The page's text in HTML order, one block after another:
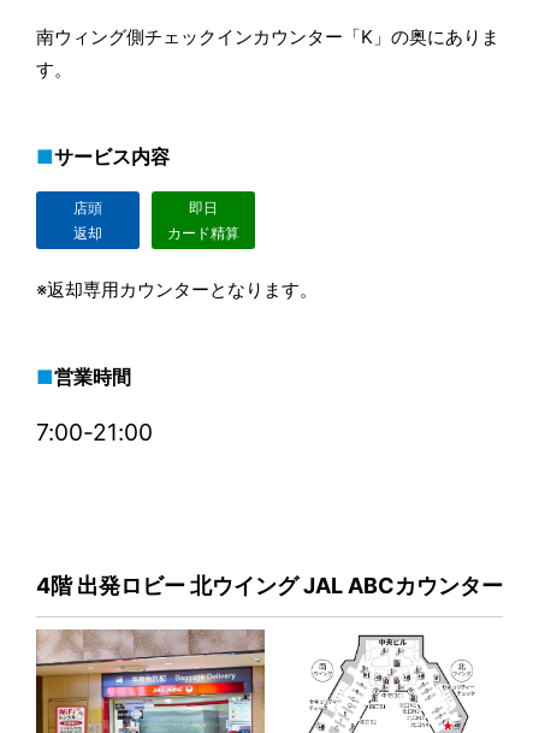
南ウィング側チェックインカウンター「K」の奥にありま
す。
サービス内容
店頭
返却
即日
カード精算
※返却専用カウンターとなります。
営業時間
7:00-21:00
4階 出発ロビー 北ウイング JAL ABCカウンター